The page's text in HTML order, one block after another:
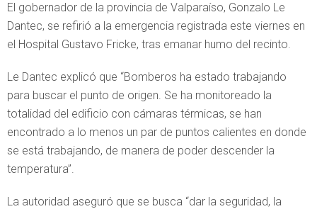
El gobernador de la provincia de Valparaíso, Gonzalo Le
Dantec, se refirió a la emergencia registrada este viernes en
el Hospital Gustavo Fricke, tras emanar humo del recinto.
Le Dantec explicó que “Bomberos ha estado trabajando
para buscar el punto de origen. Se ha monitoreado la
totalidad del edificio con cámaras térmicas, se han
encontrado a lo menos un par de puntos calientes en donde
se está trabajando, de manera de poder descender la
temperatura”.
La autoridad aseguró que se busca “dar la seguridad, la